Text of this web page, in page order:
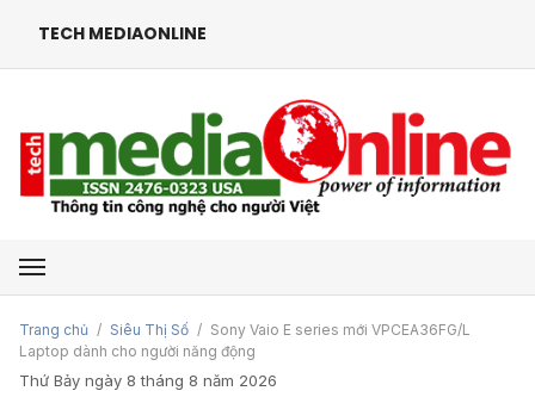
TECH MEDIAONLINE
Mở menu
Trang chủ / Siêu Thị Số / Sony Vaio E series mới VPCEA36FG/L
Laptop dành cho người năng động
Thứ Bảy ngày 8 tháng 8 năm 2026